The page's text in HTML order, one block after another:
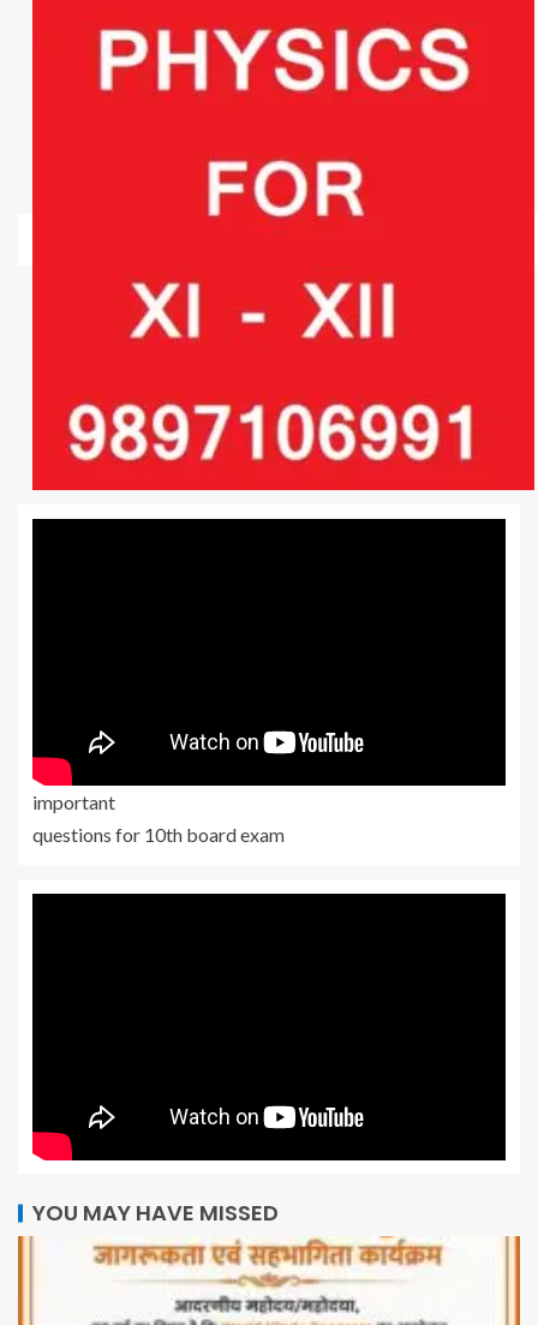
important
questions for 10th board exam
YOU MAY HAVE MISSED